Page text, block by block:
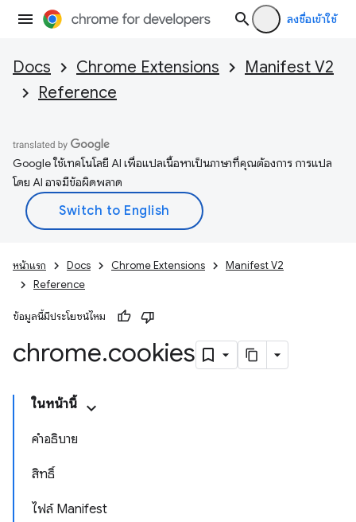
ลงชื่อเข้าใช้
Docs Chrome Extensions
Manifest V2
Reference
Google ใช้เทคโนโลยี AI เพื่อแปลเนื้อหาเป็นภาษาที่คุณต้องการ การแปล
โดย AI อาจมีข้อผิดพลาด
หน้าแรก Docs Chrome Extensions
Manifest V2
Reference
ข้อมูลนี้มีประโยชน์ไหม
chrome.cookies
ในหน้านี้
คำอธิบาย
สิทธิ์
ไฟล์ Manifest